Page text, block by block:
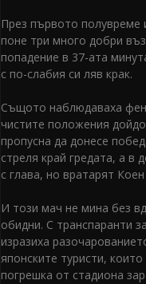
През първото полувреме
поне три много добри
попадение в 37-ата
с по-слабия си ляв крак.
Същото наблюдаваха
чистите положения
пропусна да донесе
стреля край гредата, а
с глава, но вратарят
И този мач не мина без
обидни. С транспаранти
изразиха
японските туристи,
погрешка от стадиона